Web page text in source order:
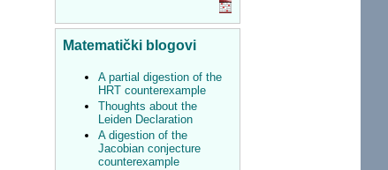
Matematički blogovi
A partial digestion of the
HRT counterexample
Thoughts about the
Leiden Declaration
A digestion of the
Jacobian conjecture
counterexample